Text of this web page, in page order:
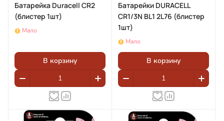
Батарейка Duracell CR2
(блистер 1шт)
Мало
В корзину
Батарейки DURACELL
CR1/3N BL1 2L76 (блистер
1шт)
Мало
В корзину